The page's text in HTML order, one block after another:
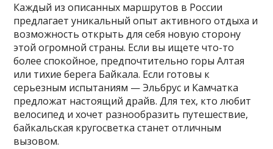
Каждый из описанных маршрутов в России
предлагает уникальный опыт активного отдыха и
возможность открыть для себя новую сторону
этой огромной страны. Если вы ищете что-то
более спокойное, предпочтительно горы Алтая
или тихие берега Байкала. Если готовы к
серьезным испытаниям — Эльбрус и Камчатка
предложат настоящий драйв. Для тех, кто любит
велосипед и хочет разнообразить путешествие,
байкальская кругосветка станет отличным
вызовом.